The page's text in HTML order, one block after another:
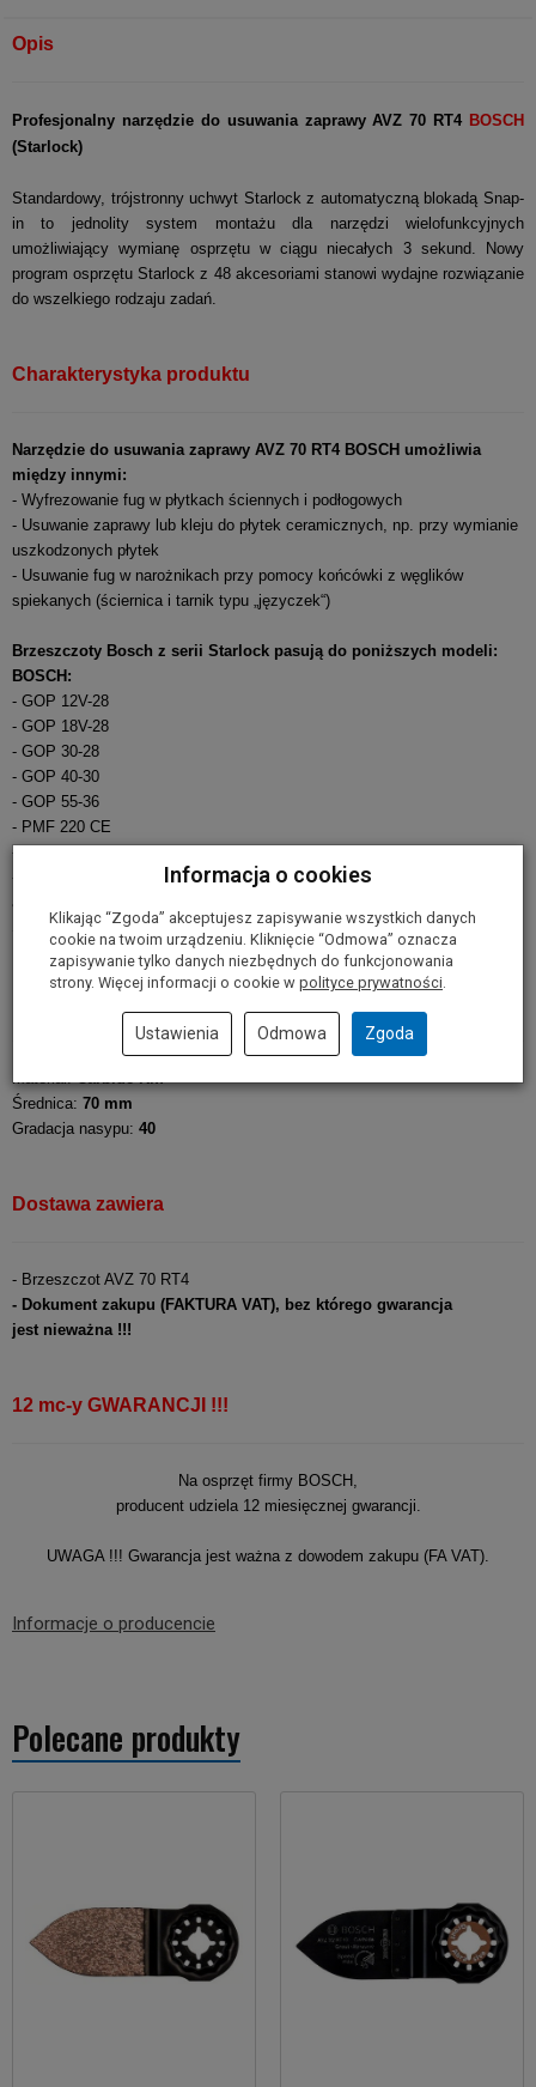
Opis
Profesjonalny narzędzie do usuwania zaprawy AVZ 70 RT4 BOSCH
(Starlock)
Standardowy, trójstronny uchwyt Starlock z automatyczną blokadą Snap-
in to jednolity system montażu dla narzędzi wielofunkcyjnych
umożliwiający wymianę osprzętu w ciągu niecałych 3 sekund. Nowy
program osprzętu Starlock z 48 akcesoriami stanowi wydajne rozwiązanie
do wszelkiego rodzaju zadań.
Charakterystyka produktu
Narzędzie do usuwania zaprawy AVZ 70 RT4 BOSCH umożliwia
między innymi:
- Wyfrezowanie fug w płytkach ściennych i podłogowych
- Usuwanie zaprawy lub kleju do płytek ceramicznych, np. przy wymianie
uszkodzonych płytek
- Usuwanie fug w narożnikach przy pomocy końcówki z węglików
spiekanych (ściernica i tarnik typu „języczek“)
Brzeszczoty Bosch z serii Starlock pasują do poniższych modeli:
BOSCH:
- GOP 12V-28
- GOP 18V-28
- GOP 30-28
- GOP 40-30
- GOP 55-36
- PMF 220 CE
- PMF 250 CES
- PMF 350 CES
a także Fein, Makita, Hiachi, Metabo, Milwaukee, AEG, Einhell, Ryobi,
Skil oraz starsze modele Bosch GOP/PMF z systemem OIS
Średnica: 70 mm
Gradacja nasypu: 40
Dostawa zawiera
- Brzeszczot AVZ 70 RT4
- Dokument zakupu (FAKTURA VAT), bez którego gwarancja
jest nieważna !!!
12 mc-y GWARANCJI !!!
Na osprzęt firmy BOSCH,
producent udziela 12 miesięcznej gwarancji.
UWAGA !!! Gwarancja jest ważna z dowodem zakupu (FA VAT).
Informacje o producencie
Polecane produkty
Informacja o cookies
Klikając “Zgoda” akceptujesz zapisywanie wszystkich danych
cookie na twoim urządzeniu. Kliknięcie “Odmowa” oznacza
zapisywanie tylko danych niezbędnych do funkcjonowania
strony. Więcej informacji o cookie w polityce prywatności
Ustawienia Odmowa Zgoda